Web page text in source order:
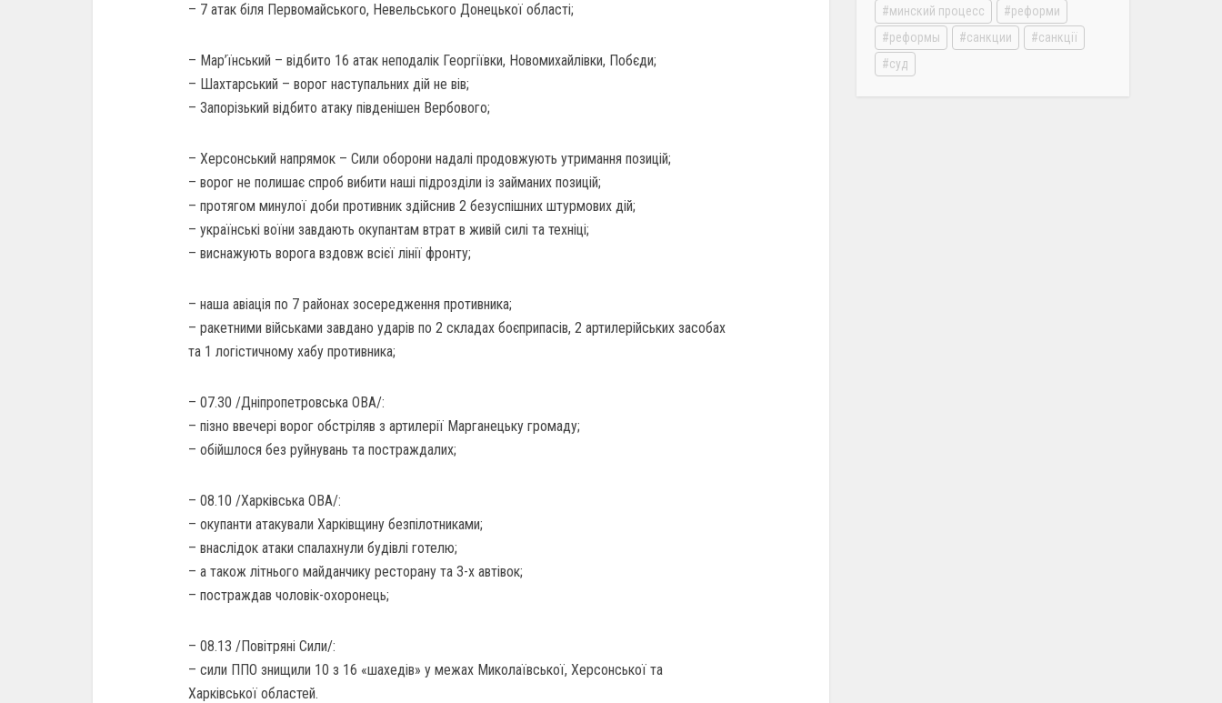
– 7 атак біля Первомайського, Невельського Донецької області;
– Мар’їнський – відбито 16 атак неподалік Георгіївки, Новомихайлівки, Побєди;
– Шахтарський – ворог наступальних дій не вів;
– Запорізький відбито атаку південішен Вербового;
– Херсонський напрямок – Сили оборони надалі продовжують утримання позицій;
– ворог не полишає спроб вибити наші підрозділи із займаних позицій;
– протягом минулої доби противник здійснив 2 безуспішних штурмових дій;
– українські воїни завдають окупантам втрат в живій силі та техніці;
– виснажують ворога вздовж всієї лінії фронту;
– наша авіація по 7 районах зосередження противника;
– ракетними військами завдано ударів по 2 складах боєприпасів, 2 артилерійських засобах
та 1 логістичному хабу противника;
– 07.30 /Дніпропетровська ОВА/:
– пізно ввечері ворог обстріляв з артилерії Марганецьку громаду;
– обійшлося без руйнувань та постраждалих;
– 08.10 /Харківська ОВА/:
– окупанти атакували Харківщину безпілотниками;
– внаслідок атаки спалахнули будівлі готелю;
– а також літнього майданчику ресторану та 3-х автівок;
– постраждав чоловік-охоронець;
– 08.13 /Повітряні Сили/:
– сили ППО знищили 10 з 16 «шахедів» у межах Миколаївської, Херсонської та
Харківської областей.
минский процесс
реформи
реформы
санкции
санкції
суд